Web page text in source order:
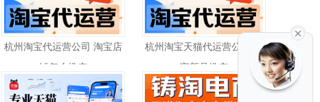
杭州淘宝代运营公司 淘宝店
铺怎么推广
杭州淘宝天猫代运营公司 淘
宝新品推广